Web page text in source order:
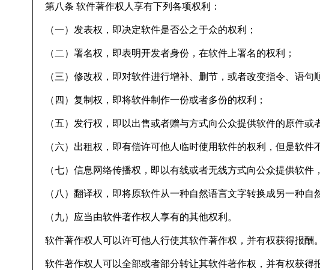
第八条 软件著作权人享有下列各项权利：
（一）发表权，即决定软件是否公之于众的权利；
（二）署名权，即表明开发者身份，在软件上署名的权利；
（三）修改权，即对软件进行增补、删节，或者改变指令、语句
（四）复制权，即将软件制作一份或者多份的权利；
（五）发行权，即以出售或者赠与方式向公众提供软件的原件或
（六）出租权，即有偿许可他人临时使用软件的权利，但是软件
（七）信息网络传播权，即以有线或者无线方式向公众提供软
（八）翻译权，即将原软件从一种自然语言文字转换成另一种自
（九）应当由软件著作权人享有的其他权利。
软件著作权人可以许可他人行使其软件著作权，并有权获得报酬。
软件著作权人可以全部或者部分转让其软件著作权，并有权获得